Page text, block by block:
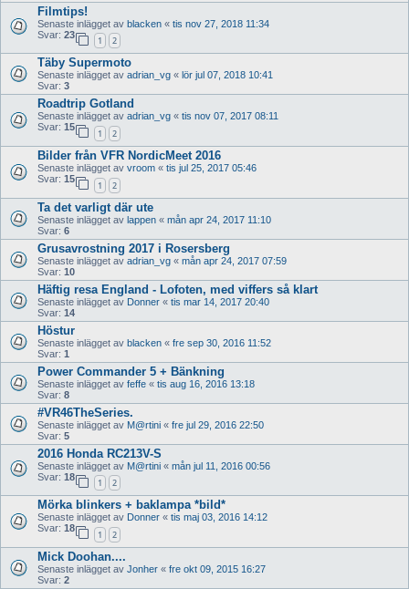
Filmtips!
Senaste inlägget av blacken « tis nov 27, 2018 11:34
Svar: 23
1 2
Täby Supermoto
Senaste inlägget av adrian_vg « lör jul 07, 2018 10:41
Svar: 3
Roadtrip Gotland
Senaste inlägget av adrian_vg « tis nov 07, 2017 08:11
Svar: 15
1 2
Bilder från VFR NordicMeet 2016
Senaste inlägget av vroom « tis jul 25, 2017 05:46
Svar: 15
1 2
Ta det varligt där ute
Senaste inlägget av lappen « mån apr 24, 2017 11:10
Svar: 6
Grusavrostning 2017 i Rosersberg
Senaste inlägget av adrian_vg « mån apr 24, 2017 07:59
Svar: 10
Häftig resa England - Lofoten, med viffers så klart
Senaste inlägget av Donner « tis mar 14, 2017 20:40
Svar: 14
Höstur
Senaste inlägget av blacken « fre sep 30, 2016 11:52
Svar: 1
Power Commander 5 + Bänkning
Senaste inlägget av feffe « tis aug 16, 2016 13:18
Svar: 8
#VR46TheSeries.
Senaste inlägget av M@rtini « fre jul 29, 2016 22:50
Svar: 5
2016 Honda RC213V-S
Senaste inlägget av M@rtini « mån jul 11, 2016 00:56
Svar: 18
1 2
Mörka blinkers + baklampa *bild*
Senaste inlägget av Donner « tis maj 03, 2016 14:12
Svar: 18
1 2
Mick Doohan....
Senaste inlägget av Jonher « fre okt 09, 2015 16:27
Svar: 2